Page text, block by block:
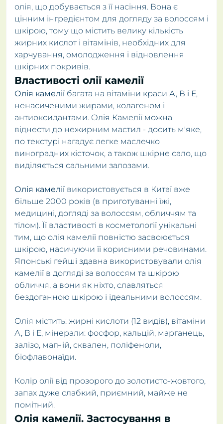
олія, що добувається з її насіння. Вона є
цінним інгредієнтом для догляду за волоссям і
шкірою, тому що містить велику кількість
жирних кислот і вітамінів, необхідних для
харчування, омолодження і відновлення
шкірних покривів.
Властивості олії камелії
Олія камелії багата на вітаміни краси А, В і Е,
ненасиченими жирами, колагеном і
антиоксидантами. Олія Камелії можна
віднести до нежирним мастил - досить м'яке,
по текстурі нагадує легке маслечко
виноградних кісточок, а також шкірне сало, що
виділяється сальними залозами.
Олія камелії використовується в Китаї вже
більше 2000 років (в приготуванні їжі,
медицині, догляді за волоссям, обличчям та
тілом). Її властивості в косметології унікальні
тим, що олія камелії повністю засвоюється
шкірою, насичуючи її корисними речовинами.
Японські гейші здавна використовували олія
камелії в догляді за волоссям та шкірою
обличчя, а вони як ніхто, славляться
бездоганною шкірою і ідеальними волоссям.
Олія містить: жирні кислоти (12 видів), вітаміни
А, В і Е, мінерали: фосфор, кальцій, марганець,
залізо, магній, сквален, поліфеноли,
біофлавонаїди.
Колір олії від прозорого до золотисто-жовтого,
запах дуже слабкий, приємний, майже не
помітний.
Олія камелії. Застосування в